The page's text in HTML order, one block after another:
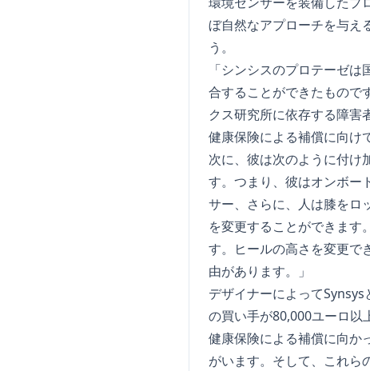
ぼ自然なアプローチを与え
う。
「シンシスのプロテーゼ
合することができたもので
クス研究所に依存する障害
健康保険による補償に向け
次に、彼は次のように付け
す。つまり、彼はオンボー
サー、さらに、人は膝をロ
を変更することができます
す。ヒールの高さを変更で
由があります。」
デザイナーによって
の買い手が80,000ユーロ以
健康保険による補償に向か
がいます。そして、これら